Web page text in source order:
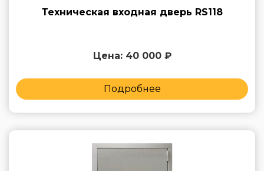
Техническая входная дверь RS118
Цена: 40 000 ₽
Подробнее